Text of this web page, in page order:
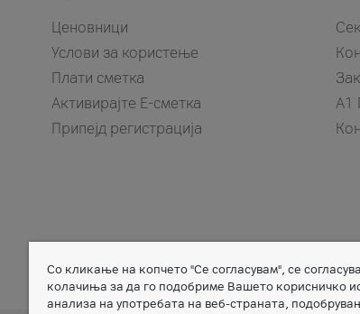
Ценовници
Услови за користење
Плати сметка
Активирајте Е-сметка
Припејд регистрација
A1
Member of
Со кликање на копчето "Се согласувам", се
колачиња за да го подобриме Вашето корисничко
анализа на употребата на веб-страната,